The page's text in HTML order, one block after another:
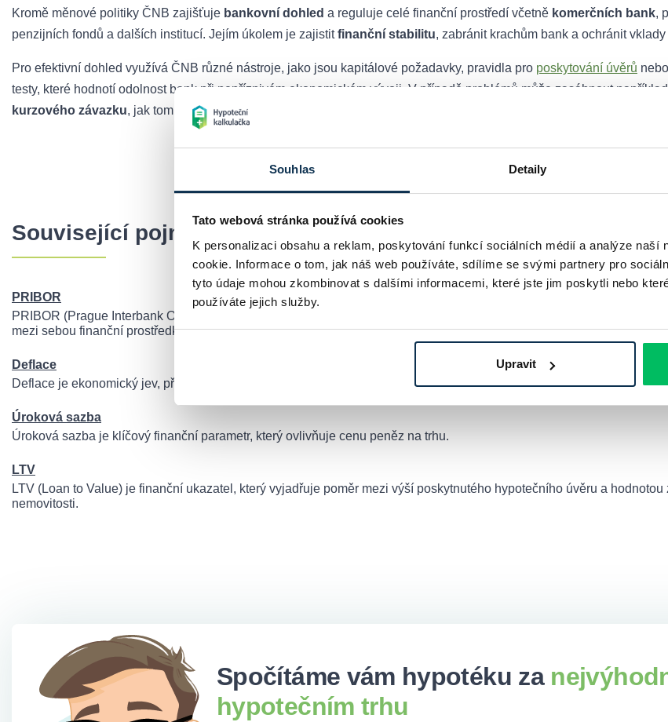
Souhlas Detaily
Tato webová stránka používá cookies
K personalizaci obsahu a reklam, poskytování funkcí sociálních médií a analýze naší
cookie. Informace o tom, jak náš web používáte, sdílíme se svými partnery pro
tyto údaje mohou zkombinovat s dalšími informacemi, které jste jim poskytli nebo
používáte jejich služby.
Upravit
Kromě měnové politiky ČNB zajišťuje bankovní dohled a reguluje celé finanční prostředí včetně komerčních bank,
penzijních fondů a dalších institucí. Jejím úkolem je zajistitfinanční stabilitu, zabránit krachům bank a ochránit
Pro efektivní dohled využívá ČNB různé nástroje, jako jsou kapitálové požadavky, pravidla pro poskytování úvěrů
testy, které hodnotí odolnost bank při nepříznivém ekonomickém vývoji. V případě problémů může zasáhnout
kurzového závazku, jak tomu bylo v roce 2013, kdy ČNB uměle oslabovala kurz české koruny.
Související pojmy
PRIBOR
PRIBOR (Prague Interbank Offered Rate) je referenční úroková sazba, za kterou si banky na českém mezibankovním
mezi sebou finanční prostředky.
Deflace
Deflace je ekonomický jev, při kterém dochází k poklesu cenové hladiny zboží a služeb v ekonomice.
Úroková sazba
Úroková sazba je klíčový finanční parametr, který ovlivňuje cenu peněz na trhu.
LTV
LTV (Loan to Value) je finanční ukazatel, který vyjadřuje poměr mezi výší poskytnutého hypotečního úvěru a hodnotou
nemovitosti.
Spočítáme vám hypotéku za
hypotečním trhu